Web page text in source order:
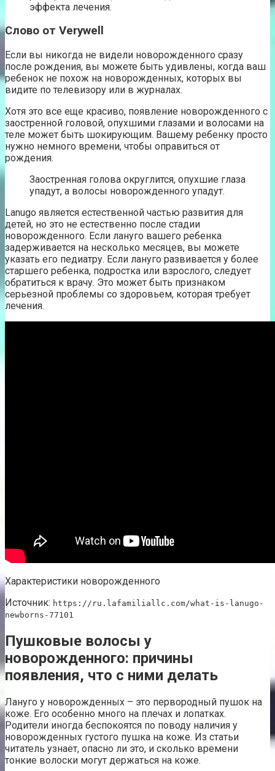
эффекта лечения.
Слово от Verywell
Если вы никогда не видели новорожденного сразу
после рождения, вы можете быть удивлены, когда ваш
ребенок не похож на новорожденных, которых вы
видите по телевизору или в журналах.
Хотя это все еще красиво, появление новорожденного с
заостренной головой, опухшими глазами и волосами на
теле может быть шокирующим. Вашему ребенку просто
нужно немного времени, чтобы оправиться от
рождения.
Заостренная голова округлится, опухшие глаза
упадут, а волосы новорожденного упадут.
Lanugo является естественной частью развития для
детей, но это не естественно после стадии
новорожденного. Если лануго вашего ребенка
задерживается на несколько месяцев, вы можете
указать его педиатру. Если лануго развивается у более
старшего ребенка, подростка или взрослого, следует
обратиться к врачу. Это может быть признаком
серьезной проблемы со здоровьем, которая требует
лечения.
Характеристики новорожденного
Источник: https://ru.lafamiliallc.com/what-is-lanugo-
newborns-77101
Пушковые волосы у
новорожденного: причины
появления, что с ними делать
Лануго у новорожденных – это первородный пушок на
коже. Его особенно много на плечах и лопатках.
Родители иногда беспокоятся по поводу наличия у
новорожденных густого пушка на коже. Из статьи
читатель узнает, опасно ли это, и сколько времени
тонкие волоски могут держаться на коже.